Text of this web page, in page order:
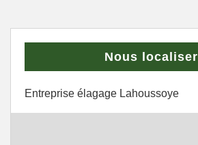
Nous localiser
Entreprise élagage Lahoussoye